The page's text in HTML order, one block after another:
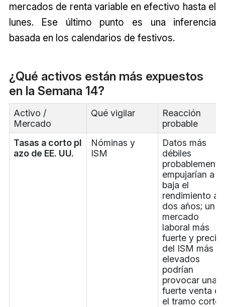
mercados de renta variable en efectivo hasta el
lunes. Ese último punto es una inferencia
basada en los calendarios de festivos.
¿Qué activos están más expuestos
en la Semana 14?
Activo /
Mercado
Qué vigilar
Reacción
probable
Tasas a corto pl
azo de EE. UU.
Nóminas y
ISM
Datos más
débiles
probablemente
empujarían a la
baja el
rendimiento a
dos años; un
mercado
laboral más
fuerte y
del ISM más
elevados
podrían
provocar una
fuerte venta en
el tramo corto